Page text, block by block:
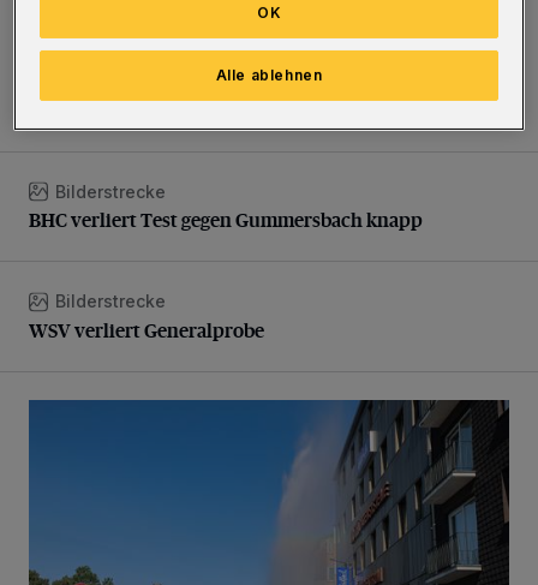
Sommer in der Elberfelder City
BHC verliert Test gegen Gummersbach knapp
Bilderstrecke
BHC verliert Test gegen Gummersbach knapp
WSV verliert Generalprobe
Bilderstrecke
WSV verliert Generalprobe
Alle ablehnen
OK